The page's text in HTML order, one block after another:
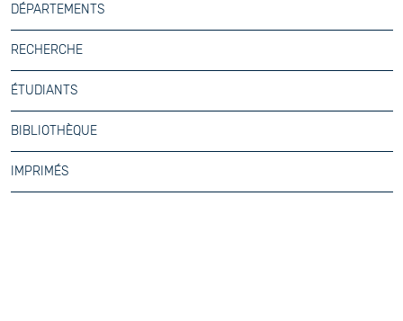
DÉPARTEMENTS
RECHERCHE
ÉTUDIANTS
BIBLIOTHÈQUE
IMPRIMÉS